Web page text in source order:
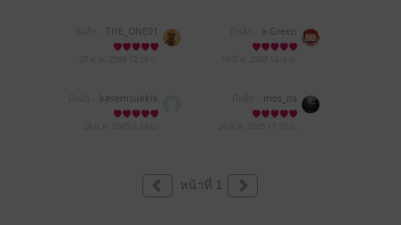
THE_ONE01 a Green
kasemsukkik mos_ns
หน้าที่ 1